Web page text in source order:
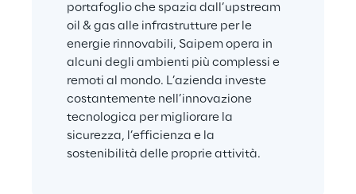
portafoglio che spazia dall’upstream
oil & gas alle infrastrutture per le
energie rinnovabili, Saipem opera in
alcuni degli ambienti più complessi e
remoti al mondo. L’azienda investe
costantemente nell’innovazione
tecnologica per migliorare la
sicurezza, l’efficienza e la
sostenibilità delle proprie attività.